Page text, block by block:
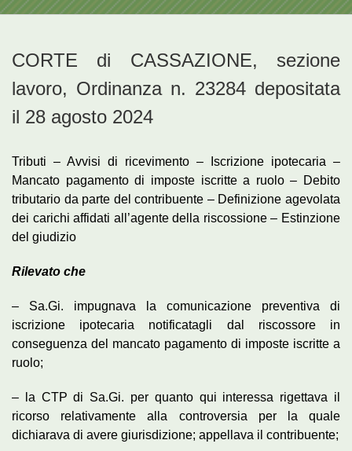
CORTE di CASSAZIONE, sezione
lavoro, Ordinanzan. 23284 depositata
il 28 agosto 2024
Tributi – Avvisi di ricevimento – Iscrizione ipotecaria –
Mancato pagamento di imposte iscritte a ruolo – Debito
tributario da parte del contribuente – Definizione agevolata
dei carichi affidati all’agente della riscossione – Estinzione
del giudizio
Rilevato che
– Sa.Gi. impugnava la comunicazione preventiva di
iscrizione ipotecaria notificatagli dal riscossore in
conseguenza del mancato pagamento di imposte iscritte a
ruolo;
– la CTP di Sa.Gi. per quanto qui interessa rigettava il
ricorso relativamente alla controversia per la quale
dichiarava di avere giurisdizione; appellava il contribuente;